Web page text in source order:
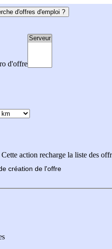
d'offres d'emploi ?
d'offre
Cette action recharge la liste des
création de l'offre